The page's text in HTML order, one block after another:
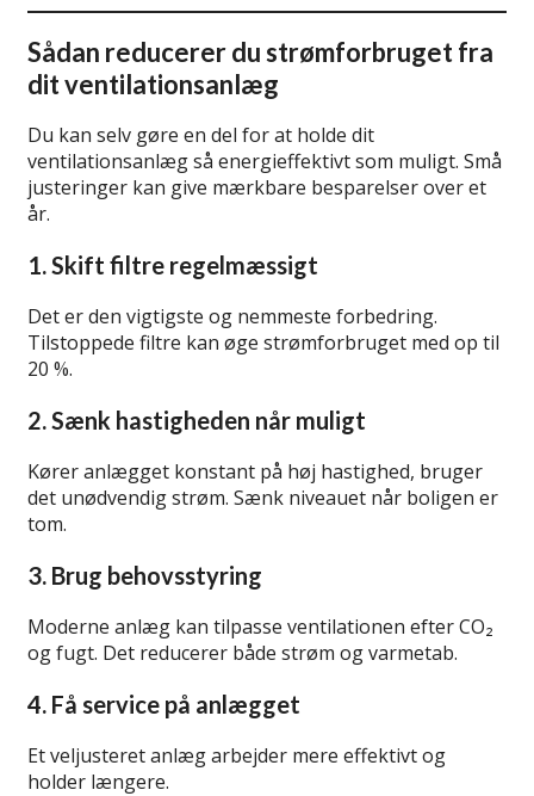
Sådan reducerer du strømforbruget fra
dit ventilationsanlæg
Du kan selv gøre en del for at holde dit
ventilationsanlæg så energieffektivt som muligt. Små
justeringer kan give mærkbare besparelser over et
år.
1. Skift filtre regelmæssigt
Det er den vigtigste og nemmeste forbedring.
Tilstoppede filtre kan øge strømforbruget med op til
20 %.
2. Sænk hastigheden når muligt
Kører anlægget konstant på høj hastighed, bruger
det unødvendig strøm. Sænk niveauet når boligen er
tom.
3. Brug behovsstyring
Moderne anlæg kan tilpasse ventilationen efter CO₂
og fugt. Det reducerer både strøm og varmetab.
4. Få service på anlægget
Et veljusteret anlæg arbejder mere effektivt og
holder længere.